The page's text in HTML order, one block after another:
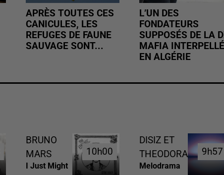
APRÈS TOUTES CES
CANICULES, LES
REFUGES DE FAUNE
SAUVAGE SONT...
L’UN DES
FONDATEURS
SUPPOSÉS DE LA
MAFIA INTERPELLÉ
EN ALGÉRIE
BRUNO
MARS
I Just Might
10h00
10h00
DISIZ ET
THEODORA
Melodrama
9h57
9h57